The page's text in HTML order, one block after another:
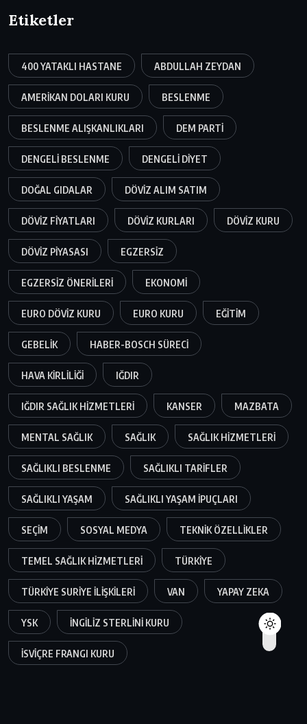
Etiketler
400 YATAKLI HASTANE ABDULLAH ZEYDAN
AMERIKAN DOLARI KURU BESLENME
BESLENME ALIŞKANLIKLARI DEM PARTI
DENGELI BESLENME DENGELI DIYET
DOĞAL GIDALAR DÖVIZ ALIM SATIM
DÖVIZ FIYATLARI DÖVIZ KURLARI DÖVIZ KURU
DÖVIZ PIYASASI EGZERSIZ
EGZERSIZ ÖNERILERI EKONOMI
EURO DÖVIZ KURU EURO KURU EĞITIM
GEBELIK HABER-BOSCH SÜRECI
HAVA KIRLILIĞI IĞDIR
IĞDIR SAĞLIK HIZMETLERI KANSER MAZBATA
MENTAL SAĞLIK SAĞLIK SAĞLIK HIZMETLERI
SAĞLIKLI BESLENME SAĞLIKLI TARIFLER
SAĞLIKLI YAŞAM SAĞLIKLI YAŞAM IPUÇLARI
SEÇIM SOSYAL MEDYA TEKNIK ÖZELLIKLER
TEMEL SAĞLIK HIZMETLERI TÜRKIYE
TÜRKIYE SURIYE ILIŞKILERI VAN YAPAY ZEKA
YSK İNGILIZ STERLINI KURU
İSVIÇRE FRANGI KURU